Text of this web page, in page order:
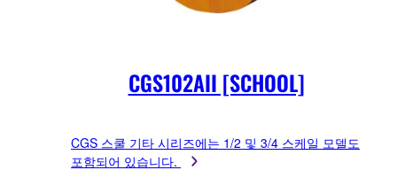
CGS102AII [SCHOOL]
CGS 스쿨 기타 시리즈에는 1/2 및 3/4 스케일 모델도
포함되어 있습니다.